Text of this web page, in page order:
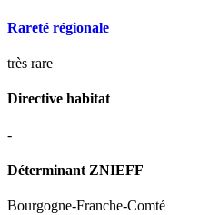
Rareté régionale
très rare
Directive habitat
-
Déterminant ZNIEFF
Bourgogne-Franche-Comté